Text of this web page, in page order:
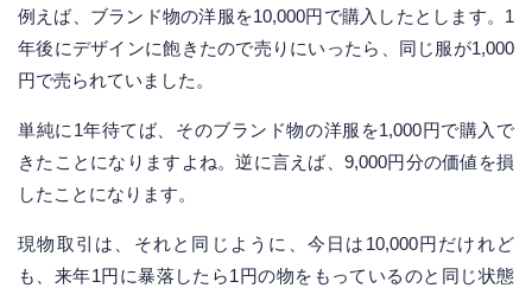
例えば、ブランド物の洋服を10,000円で購入したとします。1
年後にデザインに飽きたので売りにいったら、同じ服が1,000
円で売られていました。
単純に1年待てば、そのブランド物の洋服を1,000円で購入で
きたことになりますよね。逆に言えば、9,000円分の価値を損
したことになります。
現物取引は、それと同じように、今日は10,000円だけれど
も、来年1円に暴落したら1円の物をもっているのと同じ状態